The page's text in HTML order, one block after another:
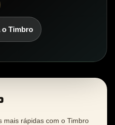
o Timbro
mais rápidas com o Timbro